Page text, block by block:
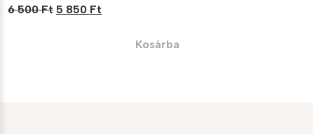
6 500Ft Original
5 850 Ft
Kosárba